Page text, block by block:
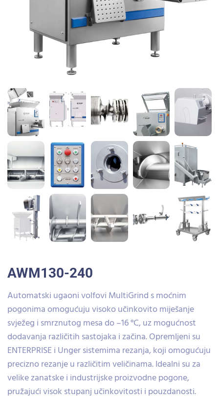
AWM130-240
Automatski ugaoni volfovi MultiGrind s moćnim
pogonima omogućuju visoko učinkovito miješanje
svježeg i smrznutog mesa do –16 °C, uz mogućnost
dodavanja različitih sastojaka i začina. Opremljeni su
ENTERPRISE i Unger sistemima rezanja, koji omogućuju
precizno rezanje u različitim veličinama. Idealni su za
velike zanatske i industrijske proizvodne pogone,
pružajući visok stupanj učinkovitosti i pouzdanosti.